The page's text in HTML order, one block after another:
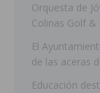
Orquesta de
Colinas Golf &
El
de las aceras
Educación